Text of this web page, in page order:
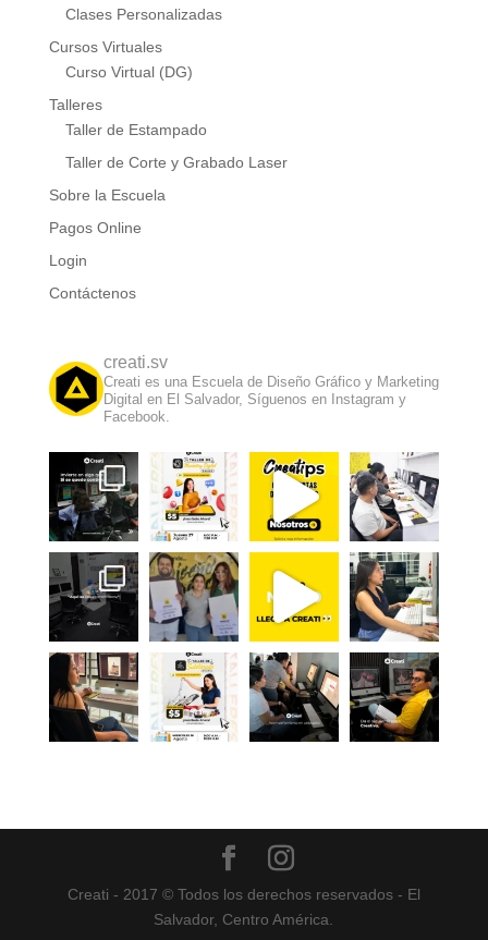
Clases Personalizadas
Cursos Virtuales
Curso Virtual (DG)
Talleres
Taller de Estampado
Taller de Corte y Grabado Laser
Sobre la Escuela
Pagos Online
Login
Contáctenos
creati.sv
Creati es una Escuela de Diseño Gráfico y Marketing
Digital en El Salvador, Síguenos en Instagram y
Facebook.
Creati - 2017 © Todos los derechos reservados - El
Salvador, Centro América.